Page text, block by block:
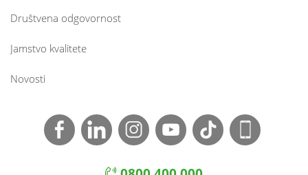
Društvena odgovornost
Jamstvo kvalitete
Novosti